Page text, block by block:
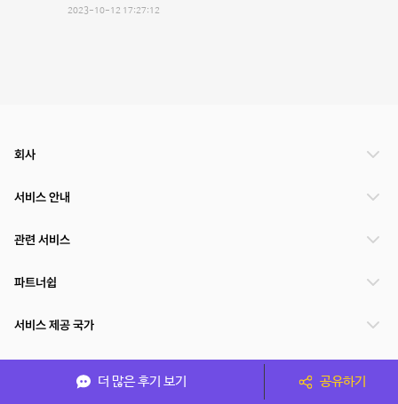
2023-10-12 17:27:12
더 많은 후기 보기 공유하기
회사
서비스 안내
관련 서비스
파트너쉽
서비스 제공 국가
(주)NSPACE 사업자정보